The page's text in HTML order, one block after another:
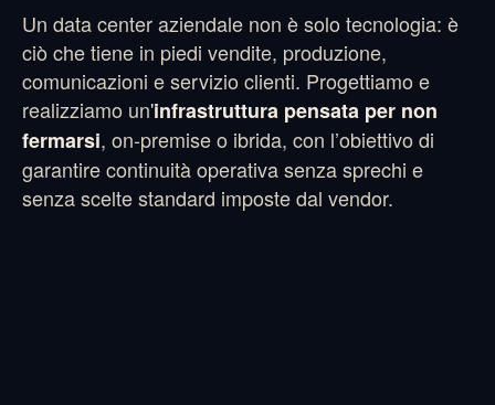
Un data center aziendale non è solo tecnologia: è
ciò che tiene in piedi vendite, produzione,
comunicazioni e servizio clienti. Progettiamo e
realizziamo un'infrastruttura pensata per non
fermarsi, on-premise o ibrida, con l’obiettivo di
garantire continuità operativa senza sprechi e
senza scelte standard imposte dal vendor.